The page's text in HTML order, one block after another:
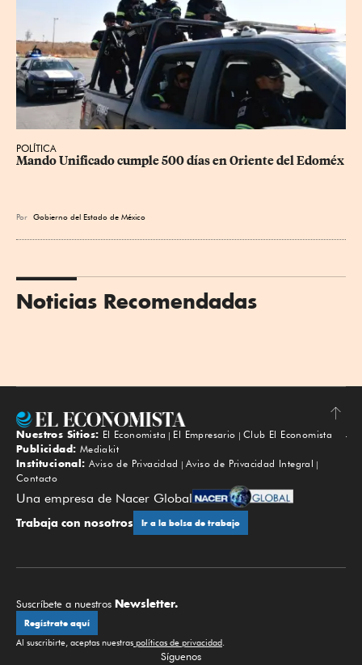
POLÍTICA
Mando Unificado cumple 500 días en Oriente del Edoméx
Por Gobierno del Estado de México
Noticias Recomendadas
Subir
Nuestros Sitios: El Economista El Empresario
Club El Economista
Publicidad: Mediakit
Institucional: Aviso de Privacidad
Aviso de Privacidad Integral
Contacto
Una empresa de Nacer Global
Trabaja con nosotros Ir a la bolsa de trabajo
Suscríbete a nuestros Newsletter.
Regístrate aquí
Al suscribirte, aceptas nuestras políticas de privacidad.
Síguenos